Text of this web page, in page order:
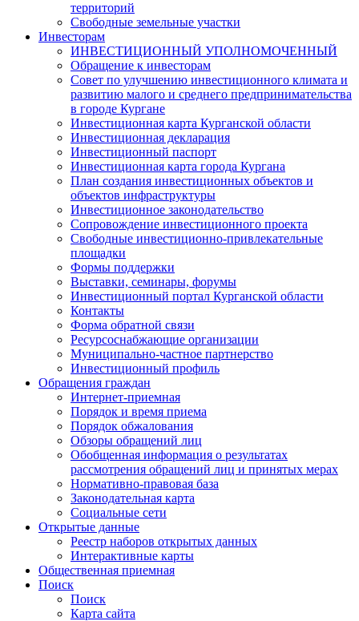
территорий
Свободные земельные участки
Инвесторам
ИНВЕСТИЦИОННЫЙ УПОЛНОМОЧЕННЫЙ
Обращение к инвесторам
Совет по улучшению инвестиционного климата и
развитию малого и среднего предпринимательства
в городе Кургане
Инвестиционная карта Курганской области
Инвестиционная декларация
Инвестиционный паспорт
Инвестиционная карта города Кургана
План создания инвестиционных объектов и
объектов инфраструктуры
Инвестиционное законодательство
Сопровождение инвестиционного проекта
Свободные инвестиционно-привлекательные
площадки
Формы поддержки
Выставки, семинары, форумы
Инвестиционный портал Курганской области
Контакты
Форма обратной связи
Ресурсоснабжающие организации
Муниципально-частное партнерство
Инвестиционный профиль
Обращения граждан
Интернет-приемная
Порядок и время приема
Порядок обжалования
Обзоры обращений лиц
Обобщенная информация о результатах
рассмотрения обращений лиц и принятых мерах
Нормативно-правовая база
Законодательная карта
Социальные сети
Открытые данные
Реестр наборов открытых данных
Интерактивные карты
Общественная приемная
Поиск
Поиск
Карта сайта